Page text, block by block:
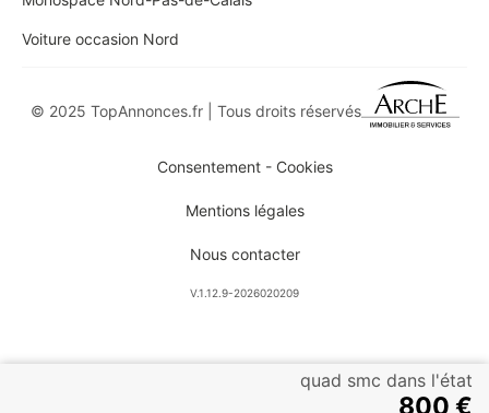
quad smc dans l'état
800 €
Voiture occasion Nord
© 2025 TopAnnonces.fr | Tous droits réservés
Consentement - Cookies
Mentions légales
Nous contacter
V.1.12.9-2026020209